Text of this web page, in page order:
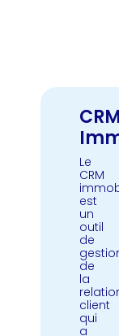
CRM
Le
CRM
est
un
outil
de
de
la
client
qui
a